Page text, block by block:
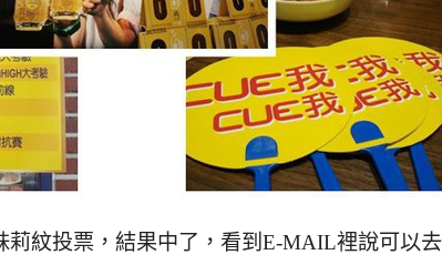
莉紋投票，結果中了，看到E-MAIL裡說可以